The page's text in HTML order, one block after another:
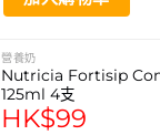
營養奶
Nutricia Fortisip
125ml 4支
HK$99